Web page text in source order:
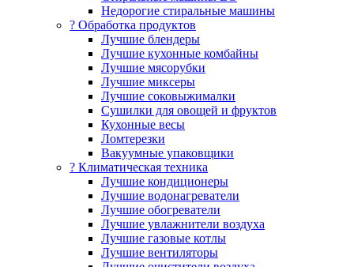
Недорогие стиральные машины
? Обработка продуктов
Лучшие блендеры
Лучшие кухонные комбайны
Лучшие мясорубки
Лучшие миксеры
Лучшие соковыжималки
Сушилки для овощей и фруктов
Кухонные весы
Ломтерезки
Вакуумные упаковщики
?️ Климатическая техника
Лучшие кондиционеры
Лучшие водонагреватели
Лучшие обогреватели
Лучшие увлажнители воздуха
Лучшие газовые котлы
Лучшие вентиляторы